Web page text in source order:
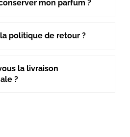
mon parfum ?
politique de retour ?
la livraison
?